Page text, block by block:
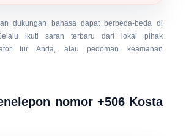
dukungan bahasa dapat berbeda-beda di
ikuti saran terbaru dari lokal pihak
tur Anda, atau pedoman keamanan
nomor +506 Kosta